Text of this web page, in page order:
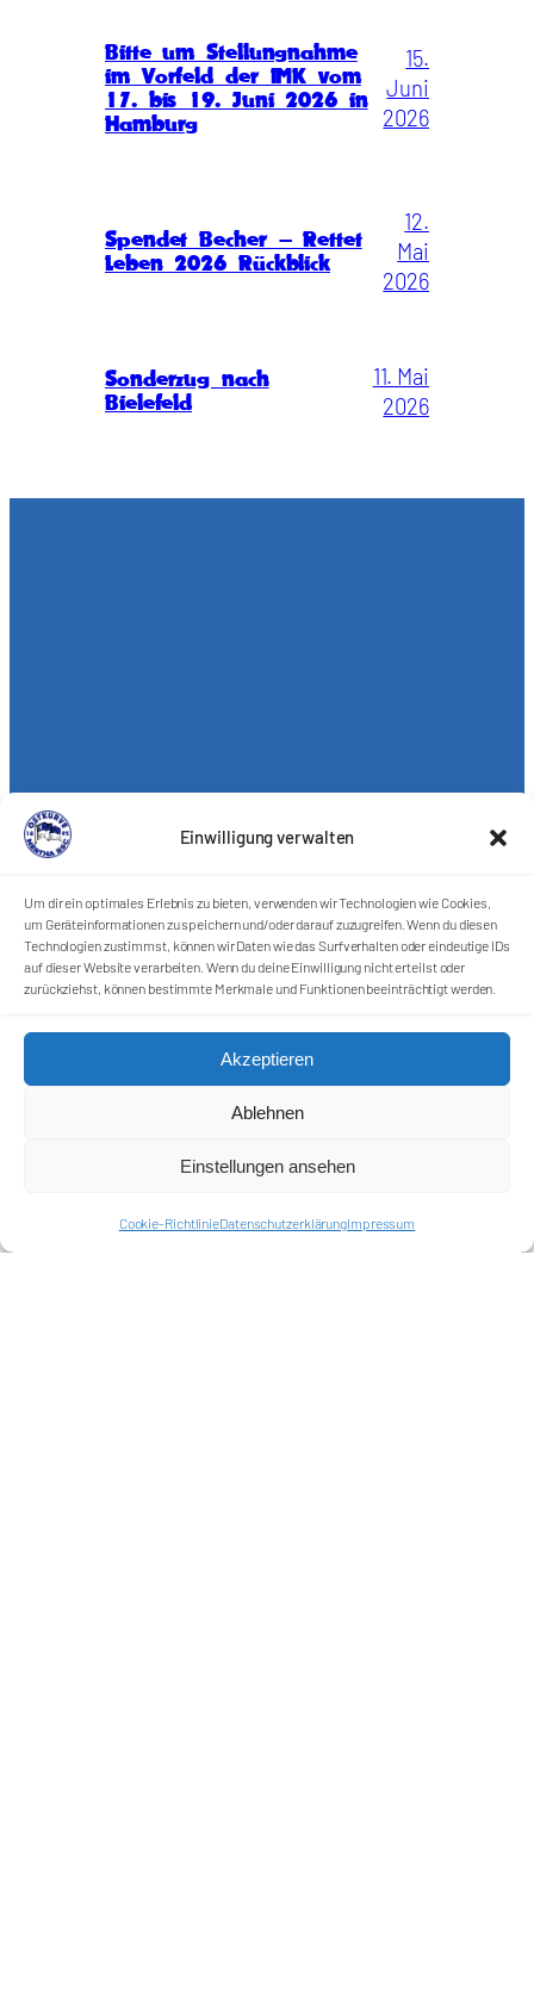
Einwilligung verwalten
Um dir ein optimales Erlebnis zu bieten, verwenden wir Technologien wie Cookies,
um Geräteinformationen zu speichern und/oder darauf zuzugreifen. Wenn du diesen
Technologien zustimmst, können wir Daten wie das Surfverhalten oder eindeutige IDs
auf dieser Website verarbeiten. Wenn du deine Einwilligung nicht erteilst oder
zurückziehst, können bestimmte Merkmale und Funktionen beeinträchtigt werden.
Akzeptieren
Ablehnen
Einstellungen ansehen
Cookie-RichtlinieDatenschutzerklärungImpressum
Bitte um Stellungnahme
im Vorfeld der IMK vom
17. bis 19. Juni 2026 in
Hamburg
15.
Juni
2026
Spendet Becher – Rettet
Leben 2026 Rückblick
12.
Mai
2026
Sonderzug nach
Bielefeld
11. Mai
2026